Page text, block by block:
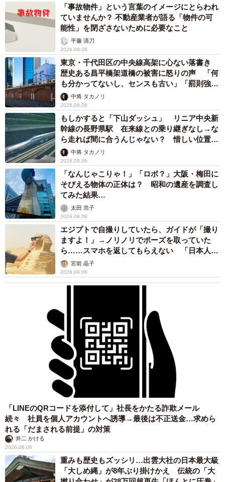
「事故物件」という言葉のイメージにとらわれ
ていませんか？ 不動産業者が語る「物件の可
能性」を閉ざさないために必要なこと
平藤 清刀
2026.08.06
東京・千代田区の中央線高架に心ない落書き
歴史ある昌平橋架道橋の被害に怒りの声 「何
も分かってないし、センスも古い」「罰則強化
して」中将 タカノリ
2026.08.06
もしかすると「下山ダッシュ」 リニア中央新
幹線の長野県駅 在来線との乗り継ぎなし→な
ら走れば間に合うんじゃない？ 惜しい位置関
係が反響
中将 タカノリ
2026.08.06
「なんじゃこりゃ！」「ロボ？」大阪・梅田に
そびえる物体の正体は？ 昭和の遺産を調査し
てみた結果…
太田 浩子
2026.08.06
エジプトで自撮りしていたら、ガイドが「撮り
ますよ！」→ノリノリでポーズを取っていた
ら……スマホを返してもらえない 「日本人は
カモ代表かも」「私は6時間で3万円払った」
宮前 晶子
2026.08.06
「LINEのQRコードを添付して」社長をかたる詐欺メール
続々 社員を個人アカウントへ誘導→最後は不正送金…求めら
れる「だまされる前提」の対策
井二 かける
2026.08.06
重みも歴史もズッシリ…出雲大社の日本最大級
「大しめ縄」が8年ぶり掛けかえ 伝統の「大